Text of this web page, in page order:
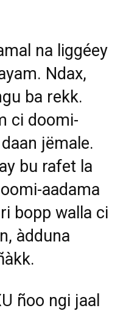
na liggéey
Ndax,
ba rekk.
ci doomi-
jëmale.
bu rafet la
aadama
bopp walla ci
àdduna
ñoo ngi jaal